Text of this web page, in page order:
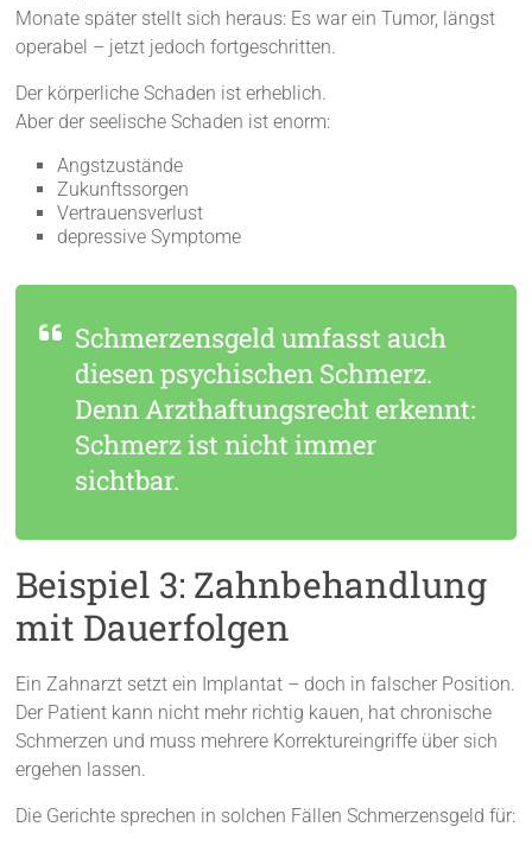
Monate später stellt sich heraus: Es war ein Tumor, längst
operabel – jetzt jedoch fortgeschritten.
Der körperliche Schaden ist erheblich.
Aber der seelische Schaden ist enorm:
Angstzustände
Zukunftssorgen
Vertrauensverlust
depressive Symptome
Schmerzensgeld umfasst auch
diesen psychischen Schmerz.
Denn Arzthaftungsrecht erkennt:
Schmerz ist nicht immer
sichtbar.
Beispiel 3: Zahnbehandlung
mit Dauerfolgen
Ein Zahnarzt setzt ein Implantat – doch in falscher Position.
Der Patient kann nicht mehr richtig kauen, hat chronische
Schmerzen und muss mehrere Korrektureingriffe über sich
ergehen lassen.
Die Gerichte sprechen in solchen Fällen Schmerzensgeld für: